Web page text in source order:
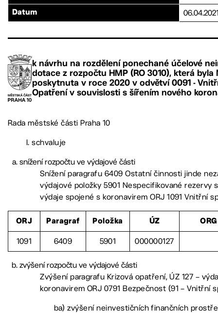
Datum
k návrhu na rozdělení ponechané účelové
dotace z rozpočtu HMP (RO 3010), která byla
poskytnuta v roce 2020 v odvětví 0091 -
Opatření v souvislosti s šířením nového
Rada městské části Praha 10
I. schvaluje
snížení rozpočtu ve výdajové části
Snížení paragrafu 6409 Ostatní činnosti jinde
výdajové položky 5901 Nespecifikované rezervy s
výdaje spojené s koronavirem ORJ 1091 Vnitřní
ORJ Paragraf Položka ÚZ ORG
1091 6409 5901 000000127
zvýšení rozpočtu ve výdajové části
Zvýšení paragrafu Krizová opatření, ÚZ 127 –
koronavirem ORJ 0791 Bezpečnost (91 – Vnitřní
ba) zvýšení neinvestičních finančních